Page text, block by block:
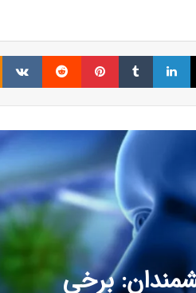
ایکس لینکداین تامبلر پینتریست Reddit
برخی